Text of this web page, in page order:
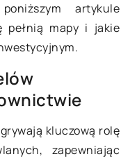
artykule
pełnią mapy i jakie
kluczową rolę
zapewniając